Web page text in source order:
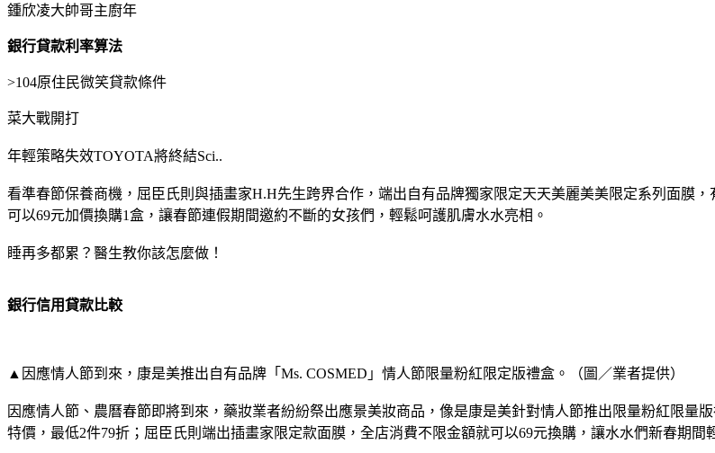
鍾欣凌大帥哥主廚年
銀行貸款利率算法
>104原住民微笑貸款條件
菜大戰開打
年輕策略失效TOYOTA將終結Sci..
看準春節保養商機，屈臣氏則與插畫家H.H先生跨界合作，端出自有品牌獨家限定天天美麗美美限定系列面膜
可以69元加價換購1盒，讓春節連假期間邀約不斷的女孩們，輕鬆呵護肌膚水水亮相。
睡再多都累？醫生教你該怎麼做！
銀行信用貸款比較
▲因應情人節到來，康是美推出自有品牌「Ms. COSMED」情人節限量粉紅限定版禮盒。（圖／業者提供）
因應情人節、農曆春節即將到來，藥妝業者紛紛祭出應景美妝商品，像是康是美針對情人節推出限量粉紅限量
特價，最低2件79折；屈臣氏則端出插畫家限定款面膜，全店消費不限金額就可以69元換購，讓水水們新春期間